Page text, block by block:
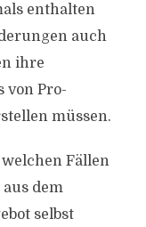
enthalten
auch
ihre
von Pro-
müssen.
Fällen
dem
selbst